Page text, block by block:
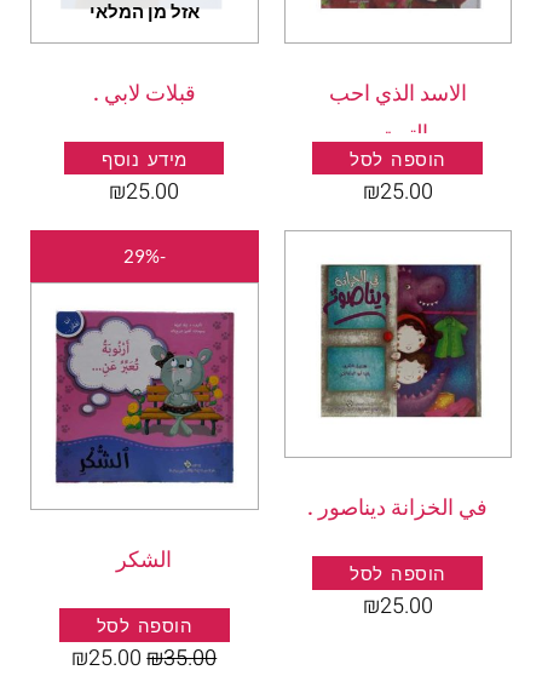
الاسد الذي احب
التوت .
הוספה לסל
₪25.00
אזל מן המלאי
قبلات لابي .
מידע נוסף
₪25.00
في الخزانة ديناصور .
הוספה לסל
₪25.00
-29%
الشكر
הוספה לסל
₪35.00
המחיר
המקורי
₪35.00.
₪25.00
₪25.00.